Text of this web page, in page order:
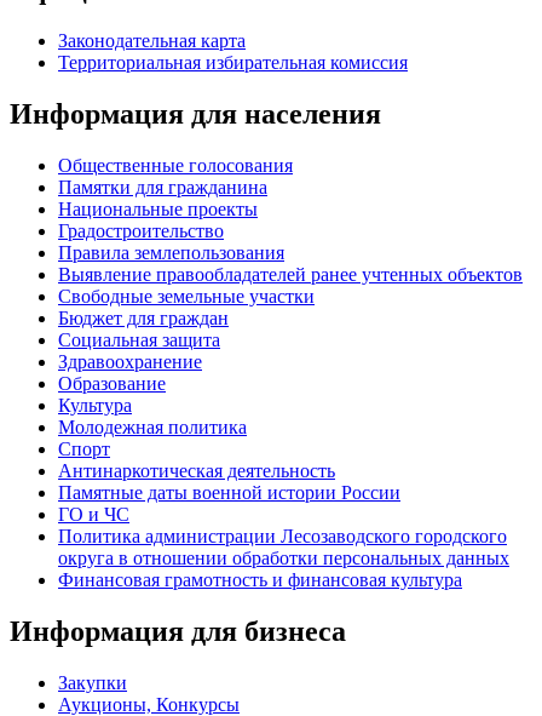
Законодательная карта
Территориальная избирательная комиссия
Информация для населения
Общественные голосования
Памятки для гражданина
Национальные проекты
Градостроительство
Правила землепользования
Выявление правообладателей ранее учтенных объектов
Свободные земельные участки
Бюджет для граждан
Социальная защита
Здравоохранение
Образование
Культура
Молодежная политика
Спорт
Антинаркотическая деятельность
Памятные даты военной истории России
ГО и ЧС
Политика администрации Лесозаводского городского
округа в отношении обработки персональных данных
Финансовая грамотность и финансовая культура
Информация для бизнеса
Закупки
Аукционы, Конкурсы